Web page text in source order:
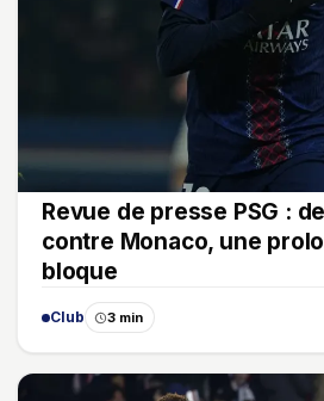
Revue de presse PSG :
contre Monaco, une
bloque
Club 3 min